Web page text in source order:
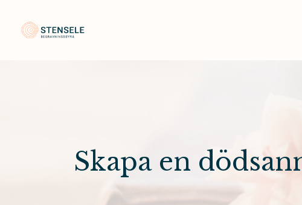
Skapa en